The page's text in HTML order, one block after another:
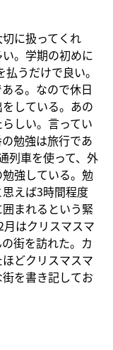
に扱ってくれ
。学期の初めに
うだけで良い。
る。なので休日
している。あの
しい。言ってい
勉強は旅行であ
列車を使って、外
強している。勉
えば3時間程度
まれるという緊
はクリスマスマ
街を訪れた。カ
どクリスマスマ
を書き記してお